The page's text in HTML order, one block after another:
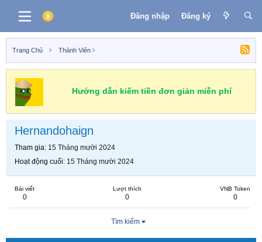
Đăng nhập Đăng ký
Trang Chủ Thành Viên
Hướng dẫn kiếm tiền đơn giản miễn phí
Hernandohaign
Tham gia 15 Tháng mười 2024
Hoạt động cuối 15 Tháng mười 2024
Bài viết
0
Lượt thích
0
VNB Token
0
Tìm kiếm